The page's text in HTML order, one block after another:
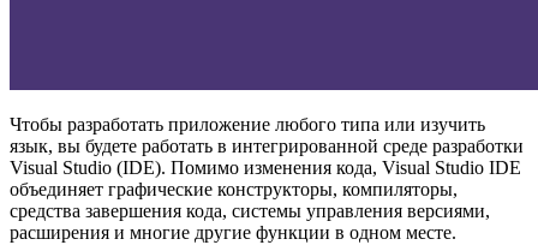
Чтобы разработать приложение любого типа или изучить
язык, вы будете работать в интегрированной среде разработки
Visual Studio (IDE). Помимо изменения кода, Visual Studio IDE
объединяет графические конструкторы, компиляторы,
средства завершения кода, системы управления версиями,
расширения и многие другие функции в одном месте.